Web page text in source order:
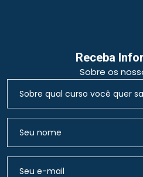
Receba
Sobre os